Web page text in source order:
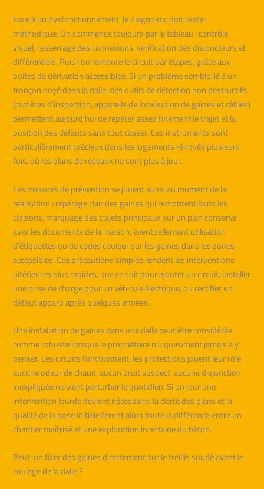
Face à un dysfonctionnement, le diagnostic doit rester
méthodique. On commence toujours par le tableau : contrôle
visuel, resserrage des connexions, vérification des disjoncteurs et
différentiels. Puis l’on remonte le circuit par étapes, grâce aux
boîtes de dérivation accessibles. Si un problème semble lié à un
tronçon noyé dans la dalle, des outils de détection non destructifs
(caméras d’inspection, appareils de localisation de gaines et câbles)
permettent aujourd’hui de repérer assez finement le trajet et la
position des défauts sans tout casser. Ces instruments sont
particulièrement précieux dans les logements rénovés plusieurs
fois, où les plans de réseaux ne sont plus à jour.
Les mesures de prévention se jouent aussi au moment de la
réalisation : repérage clair des gaines qui remontent dans les
cloisons, marquage des trajets principaux sur un plan conservé
avec les documents de la maison, éventuellement utilisation
d’étiquettes ou de codes couleur sur les gaines dans les zones
accessibles. Ces précautions simples rendent les interventions
ultérieures plus rapides, que ce soit pour ajouter un circuit, installer
une prise de charge pour un véhicule électrique, ou rectifier un
défaut apparu après quelques années.
Une installation de gaines dans une dalle peut être considérée
comme robuste lorsque le propriétaire n’a quasiment jamais à y
penser. Les circuits fonctionnent, les protections jouent leur rôle,
aucune odeur de chaud, aucun bruit suspect, aucune disjonction
inexpliquée ne vient perturber le quotidien. Si un jour une
intervention lourde devient nécessaire, la clarté des plans et la
qualité de la pose initiale feront alors toute la différence entre un
chantier maîtrisé et une exploration incertaine du béton.
Peut-on fixer des gaines directement sur le treillis soudé avant le
coulage de la dalle ?